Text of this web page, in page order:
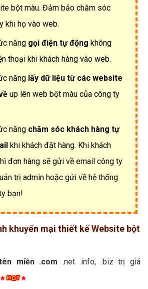
bột màu. Đảm bảo chăm sóc
khi họ vào web.
năng gọi điện tự động không
thoại khi khách hàng vào web.
năng lấy dữ liệu từ các website
up lên web bột màu của công ty
năng chăm sóc khách hàng tự
khi khách đặt hàng. Khi khách
đơn hàng sẽ gửi về email công ty
trị admin hoặc gửi về hệ thống
bạn!
khuyến mại thiết kế Website bột
miền .com .net .info, .biz trị giá